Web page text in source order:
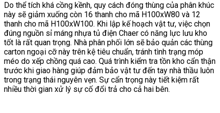
Do thể tích khá cồng kềnh, quy cách đóng thùng của phân khúc
này sẽ giảm xuống còn 16 thanh cho mã H100xW80 và 12
thanh cho mã H100xW100. Khi lập kế hoạch vật tư, việc chọn
đúng nguồn sỉ máng nhựa tủ điện Chaer có năng lực lưu kho
tốt là rất quan trọng. Nhà phân phối lớn sẽ bảo quản các thùng
carton ngoại cỡ này trên kệ tiêu chuẩn, tránh tình trạng móp
méo do xếp chồng quá cao. Quá trình kiểm tra tồn kho cẩn thận
trước khi giao hàng giúp đảm bảo vật tư đến tay nhà thầu luôn
trong trạng thái nguyên vẹn. Sự cẩn trọng này tiết kiệm rất
nhiều thời gian xử lý sự cố đổi trả cho cả hai bên.